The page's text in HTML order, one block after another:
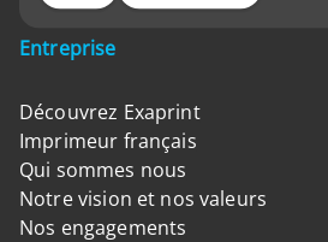
Entreprise
Découvrez Exaprint
Imprimeur français
Qui sommes nous
Notre vision et nos valeurs
Nos engagements